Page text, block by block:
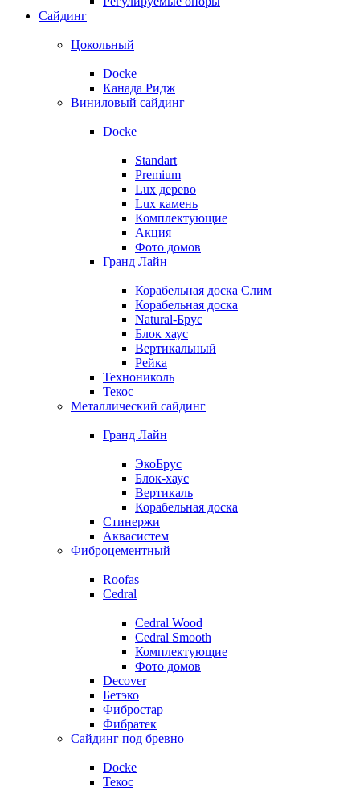
Сайдинг
Цокольный
Docke
Канада Ридж
Виниловый сайдинг
Docke
Standart
Premium
Lux дерево
Lux камень
Комплектующие
Акция
Фото домов
Гранд Лайн
Корабельная доска Слим
Корабельная доска
Natural-Брус
Блок хаус
Вертикальный
Рейка
Технониколь
Текос
Металлический сайдинг
Гранд Лайн
ЭкоБрус
Блок-хаус
Вертикаль
Корабельная доска
Стинержи
Аквасистем
Фиброцементный
Roofas
Cedral
Cedral Wood
Cedral Smooth
Комплектующие
Фото домов
Decover
Бетэко
Фибростар
Фибратек
Сайдинг под бревно
Docke
Текос